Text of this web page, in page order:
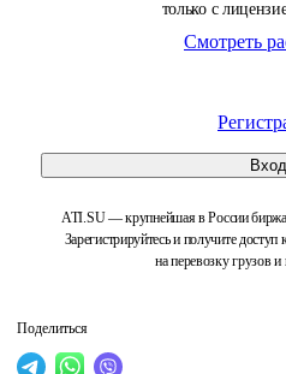
только с
Смотреть
Вход
ATI.SU — крупнейшая в России биржа
Зарегистрируйтесь и получите
на перевозку грузов и
Поделиться